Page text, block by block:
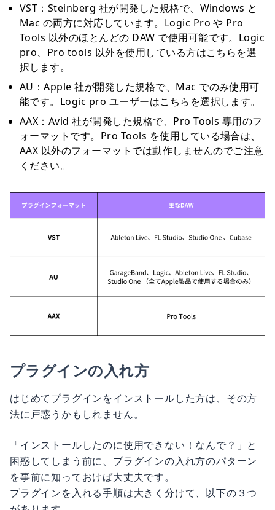
VST：Steinberg 社が開発した規格で、Windows と
Mac の両方に対応しています。Logic Pro や Pro
Tools 以外のほとんどの DAW で使用可能です。Logic
pro、Pro tools 以外を使用している方はこちらを選
択します。
AU：Apple 社が開発した規格で、Mac でのみ使用可
能です。Logic pro ユーザーはこちらを選択します。
AAX：Avid 社が開発した規格で、Pro Tools 専用のフ
ォーマットです。Pro Tools を使用している場合は、
AAX 以外のフォーマットでは動作しませんのでご注意
ください。
プラグインの入れ方
はじめてプラグインをインストールした方は、その方
法に戸惑うかもしれません。
「インストールしたのに使用できない！なんで？」と
困惑してしまう前に、プラグインの入れ方のパターン
を事前に知っておけば大丈夫です。
プラグインを入れる手順は大きく分けて、以下の３つ